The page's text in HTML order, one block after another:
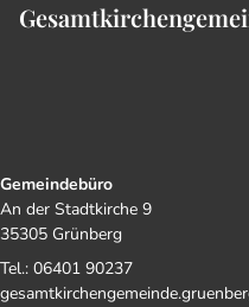
Gemeindebüro
An der Stadtkirche 9
35305 Grünberg
Tel.: 06401 90237